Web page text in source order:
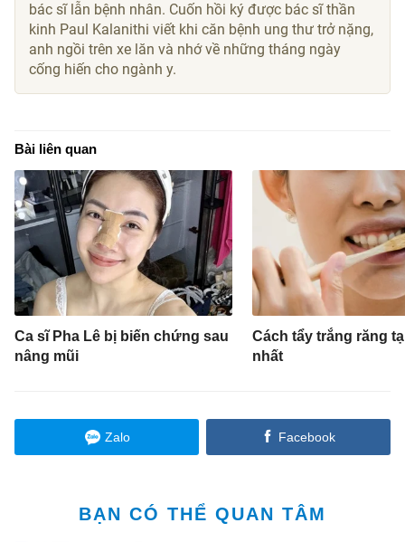
bác sĩ lẫn bệnh nhân. Cuốn hồi ký được bác sĩ thần
kinh Paul Kalanithi viết khi căn bệnh ung thư trở nặng,
anh ngồi trên xe lăn và nhớ về những tháng ngày
cống hiến cho ngành y.
Bài liên quan
Ca sĩ Pha Lê bị biến chứng sau
nâng mũi
Cách tẩy trắng răng
nhất
Zalo Facebook
BẠN CÓ THỂ QUAN TÂM